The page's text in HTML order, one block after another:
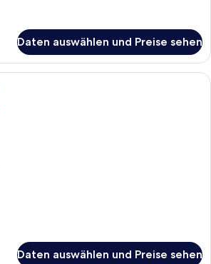
Daten auswählen und Preise sehen
Ein Hotelzimmer mit einem großen
Daten auswählen und Preise sehen